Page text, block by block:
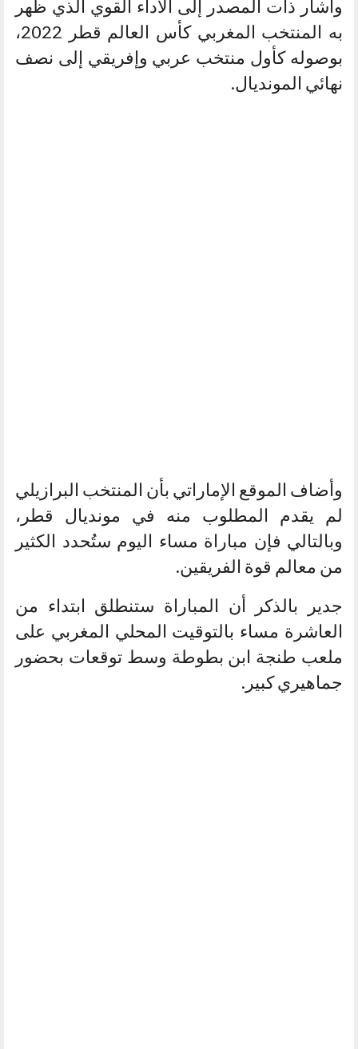
وأشار ذات المصدر إلى الأداء القوي الذي ظهر
به المنتخب المغربي كأس العالم قطر 2022،
بوصوله كأول منتخب عربي وإفريقي إلى نصف
نهائي المونديال.
وأضاف الموقع الإماراتي بأن المنتخب البرازيلي
لم يقدم المطلوب منه في مونديال قطر،
وبالتالي فإن مباراة مساء اليوم ستُحدد الكثير
من معالم قوة الفريقين.
جدير بالذكر أن المباراة ستنطلق ابتداء من
العاشرة مساء بالتوقيت المحلي المغربي على
ملعب طنجة ابن بطوطة وسط توقعات بحضور
جماهيري كبير.